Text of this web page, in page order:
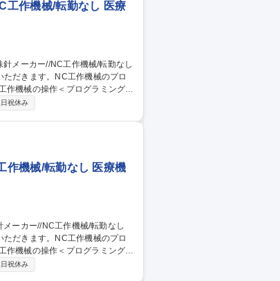
工作機械/転勤なし 医療
だきます。NC工作機械のプロ
だわった高品質な医療用特殊針
日祝休み
作機械/転勤なし 医療機
だきます。NC工作機械のプロ
だわった高品質な医療用特殊針
日祝休み